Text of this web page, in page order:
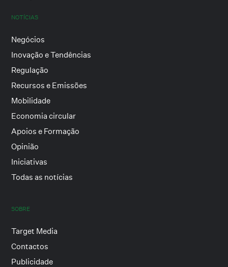
NOTÍCIAS
Negócios
Inovação e Tendências
Regulação
Recursos e Emissões
Mobilidade
Economia circular
Apoios e Formação
Opinião
Iniciativas
Todas as notícias
SOBRE
Target Media
Contactos
Publicidade